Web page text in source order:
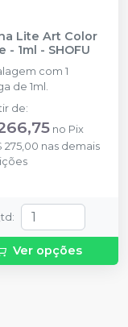
Lite Art Color
- 1ml - SHOFU
com 1
de 1ml.
de:
no Pix
275,00 nas demais
:
Ver opções